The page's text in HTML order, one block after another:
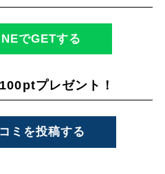
て、特殊記号・旧漢字・ロ
れません。これらの文字が
変更致します。
みが利用できるものとし、
いものとします。
られることがないよう定期
が責任をもって管理してく
でGETする
プレゼント！
ミを投稿する